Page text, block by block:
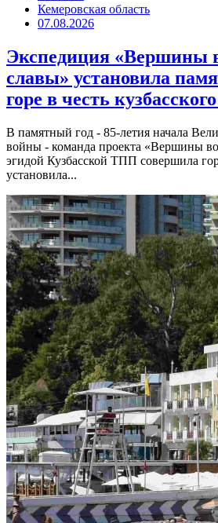
Кемеровская область
07.08.2026
Экспедиция «Вершины
славы» установила
горе в честь
В памятный год - 85-летия начала
войны - команда проекта «Вершины
эгидой Кузбасской ТПП совершила
установила...